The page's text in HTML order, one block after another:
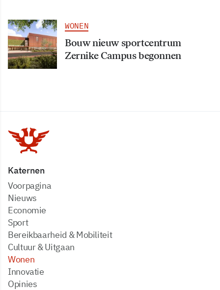
WONEN
Bouw nieuw sportcentrum
Zernike Campus begonnen
Katernen
Voorpagina
Nieuws
Economie
Sport
Bereikbaarheid & Mobiliteit
Cultuur & Uitgaan
Wonen
Innovatie
Opinies